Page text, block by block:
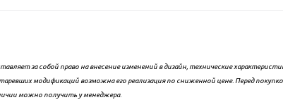
за собой право на внесение изменений в дизайн, технические
модификаций возможна его реализация по сниженной цене. Перед
можно получить у менеджера.